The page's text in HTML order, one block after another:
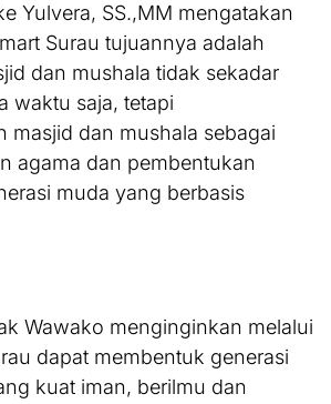
Yulvera, SS.,MM mengatakan
Surau tujuannya adalah
dan mushala tidak sekadar
waktu saja, tetapi
masjid dan mushala sebagai
agama dan pembentukan
muda yang berbasis
Wawako menginginkan melalui
dapat membentuk generasi
kuat iman, berilmu dan